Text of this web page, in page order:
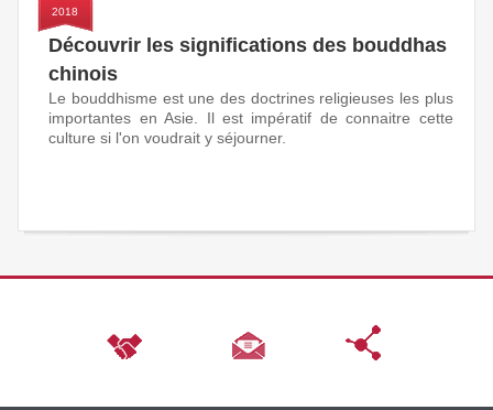
2018
Découvrir les significations des bouddhas
chinois
Le bouddhisme est une des doctrines religieuses les plus
importantes en Asie. Il est impératif de connaitre cette
culture si l'on voudrait y séjourner.